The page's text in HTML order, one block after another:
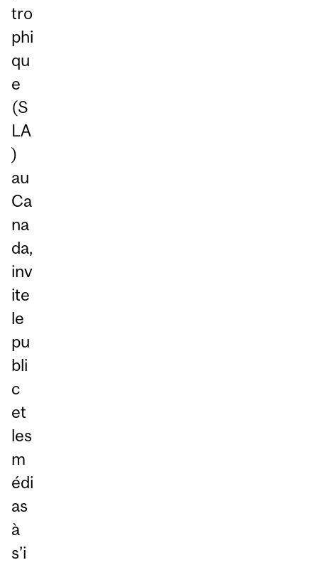
tro
phi
qu
e
(S
LA
)
au
Ca
na
da,
inv
ite
le
pu
bli
c
et
les
m
édi
as
à
s’i